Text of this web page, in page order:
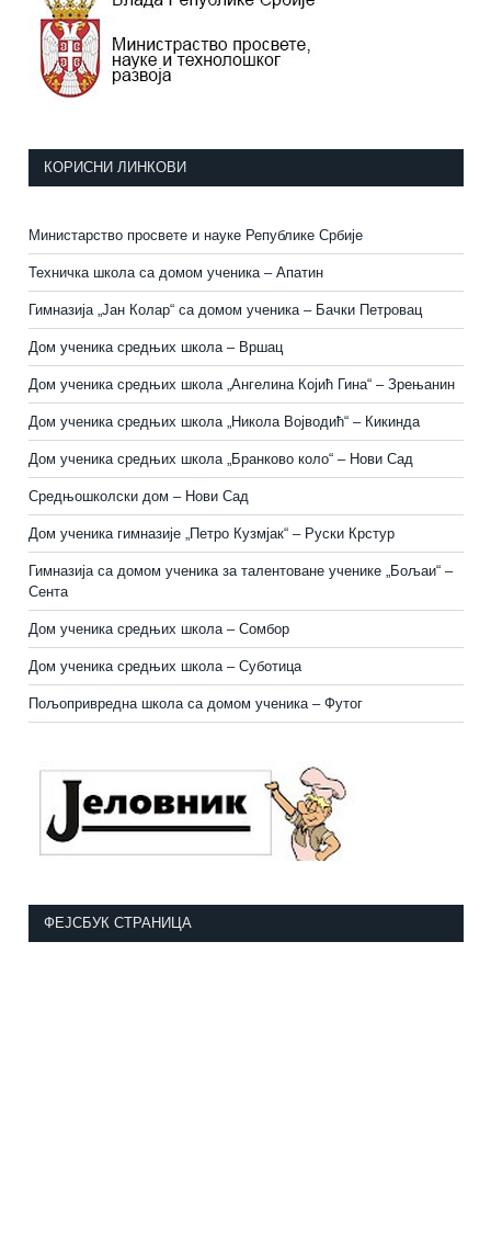
КОРИСНИ ЛИНКОВИ
Министарство просвете и науке Републике Србије
Техничка школа са домом ученика – Апатин
Гимназија „Јан Колар“ са домом ученика – Бачки Петровац
Дом ученика средњих школа – Вршац
Дом ученика средњих школа „Ангелина Којић Гина“ – Зрењанин
Дом ученика средњих школа „Никола Војводић“ – Кикинда
Дом ученика средњих школа „Бранково коло“ – Нови Сад
Средњошколски дом – Нови Сад
Дом ученика гимназије „Петро Кузмјак“ – Руски Крстур
Гимназија са домом ученика за талентоване ученике „Бољаи“ –
Сента
Дом ученика средњих школа – Сомбор
Дом ученика средњих школа – Суботица
Пољопривредна школа са домом ученика– Футог
ФЕЈСБУК СТРАНИЦА